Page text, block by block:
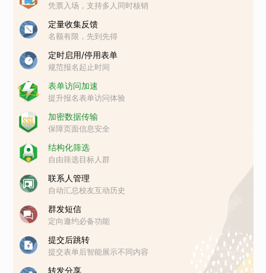
凭票入场，支持多人同时核销
定量收集反馈
名额有限，先到先得
定时启用/停用表单
规范报名起止时间
表单访问加速
提升报名表单访问体验
加密数据传输
保障页面信息安全
结构化筛选
自由筛选目标人群
联系人管理
自动汇总校友互动历史
群发短信
定向邀约必备功能
提交后跳转
提交表单后智能展示不同内容
转发分享